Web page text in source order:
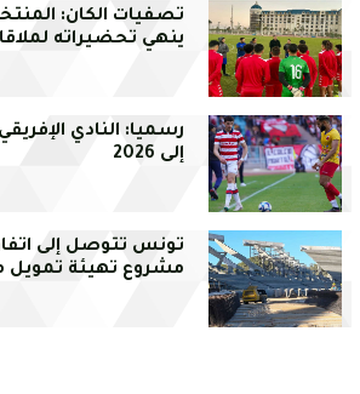
ينهي تحضيراته
رسميا: النادي
إلى 2026
تونس تتوصل إلى
مشروع تهيئة تمويل